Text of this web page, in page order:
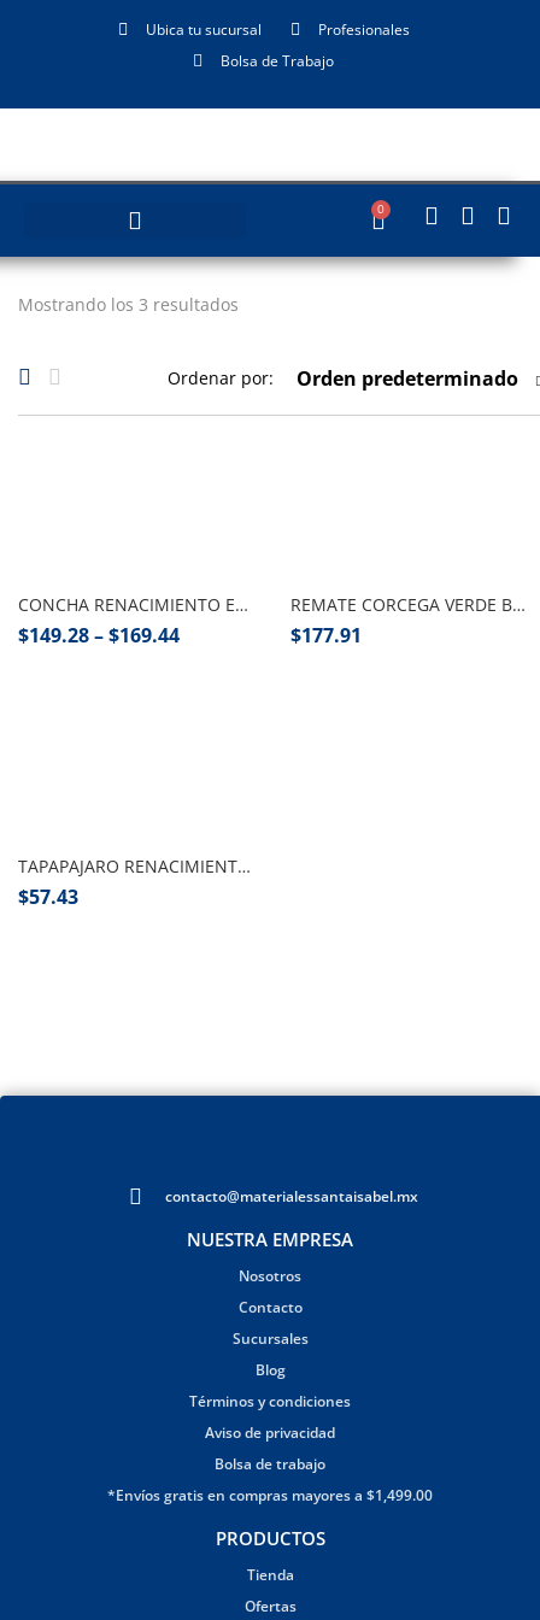
Ubica tu sucursal
Profesionales
Bolsa de Trabajo
0
Mostrando los 3 resultados
Ordenar por: Orden predeterminado
CONCHA RENACIMIENTO EL AGUILA PZA
$149.28–$169.44
REMATE CORCEGA VERDE BOTELLA, EL AGUILA PZA
$177.91
TAPAPAJARO RENACIMIENTO EL AGUILA MADERA PZA
$57.43
contacto@materialessantaisabel.mx
NUESTRA EMPRESA
Nosotros
Contacto
Sucursales
Blog
Términos y condiciones
Aviso de privacidad
Bolsa de trabajo
*Envíos gratis en compras mayores a $1,499.00
PRODUCTOS
Tienda
Ofertas